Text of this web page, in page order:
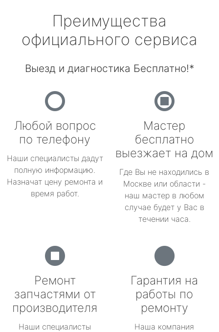
Преимущества
официального сервиса
Выезд и диагностика Бесплатно!*
Любой вопрос
по телефону
Наши специалисты дадут
полную информацию.
Назначат цену ремонта и
время работ.
Мастер
бесплатно
выезжает на дом
Где Вы не находились в
Москве или области -
наш мастер в любом
случае будет у Вас в
течении часа.
Ремонт
запчастями от
производителя
Наши специалисты
Гарантия на
работы по
ремонту
Наша компания